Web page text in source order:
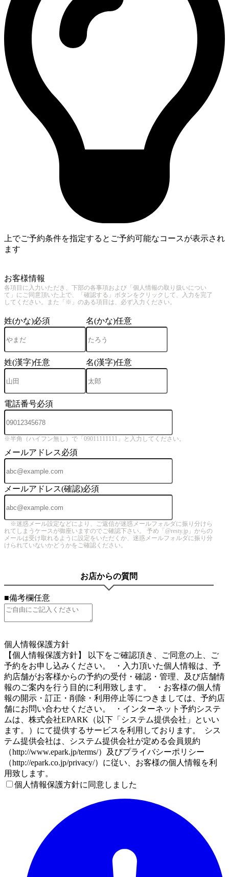
上でご予約条件を指定するとご予約可能なコースが表示され
ます
お客様情報
各項目に入力いただき、下部の各事項および「個人情報の取り扱いについ
て」にご同意頂いた上で、「確認する」ボタンをクリックして、入力を完了
してください。また「※」のある項目は、必ず入力ください。
姓(かな)必須 名(かな)任意
姓(漢字)任意 名(漢字)任意
電話番号必須
※半角（ハイフン無し）で「09011111111」と入力してください。
メールアドレス必須
メールアドレス(確認)必須
※迷惑メール設定などにより、ご返信が迷惑メールフォルダに振り分けら
れてしまうケースが御座いますのでご確認下さい。 予め「@resty.jp」からの
メールは受け取れるように設定をいただくか、迷惑メールフォルダに振り分
けられていないかどうかをご確認ください。
お店からの質問
■備考欄任意
個人情報保護方針
【個人情報保護方針】 以下をご確認頂き、ご同意の上、ご
予約をお申し込みください。 ・入力頂いた個人情報は、予
約店舗がお客様からの予約の受付・確認・管理、及び店舗情
報のご案内を行う目的に利用致します。 ・お客様の個人情
報の開示・訂正・削除・利用停止等につきましては、予約店
舗にお問い合わせください。 ・インターネット予約システ
ムは、株式会社EPARK（以下「システム提供会社」といい
ます。）にて提供するサービスを利用しております。 シス
テム提供会社は、システム提供会社が定める会員規約
（http://www.epark.jp/terms/）及びプライバシーポリシー
（http://epark.co.jp/privacy/）に従い、お客様の個人情報を利
用致します。
個人情報保護方針に同意しました